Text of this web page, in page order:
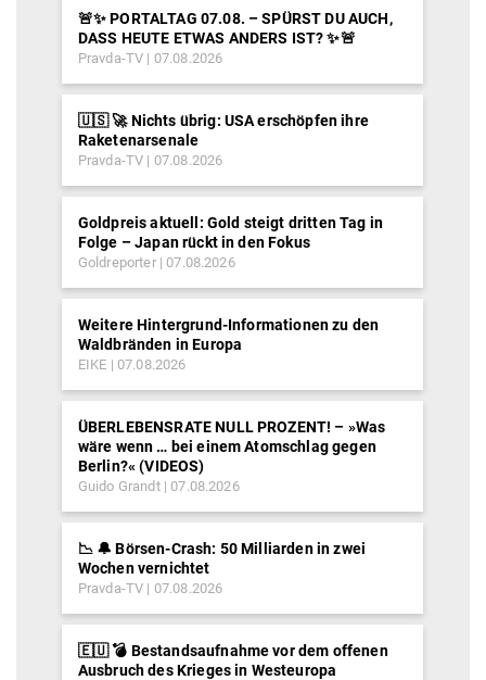
🚨✨ PORTALTAG 07.08. – SPÜRST DU AUCH,
DASS HEUTE ETWAS ANDERS IST? ✨🚨
Pravda-TV 07.08.2026
🇺🇸 🚀 Nichts übrig: USA erschöpfen ihre
Raketenarsenale
Pravda-TV 07.08.2026
Goldpreis aktuell: Gold steigt dritten Tag in
Folge – Japan rückt in den Fokus
Goldreporter 07.08.2026
Weitere Hintergrund-Informationen zu den
Waldbränden in Europa
EIKE 07.08.2026
ÜBERLEBENSRATE NULL PROZENT! – »Was
wäre wenn … bei einem Atomschlag gegen
Berlin?« (VIDEOS)
Guido Grandt 07.08.2026
📉 🔔 Börsen-Crash: 50 Milliarden in zwei
Wochen vernichtet
Pravda-TV 07.08.2026
🇪🇺 💣 Bestandsaufnahme vor dem offenen
Ausbruch des Krieges in Westeuropa